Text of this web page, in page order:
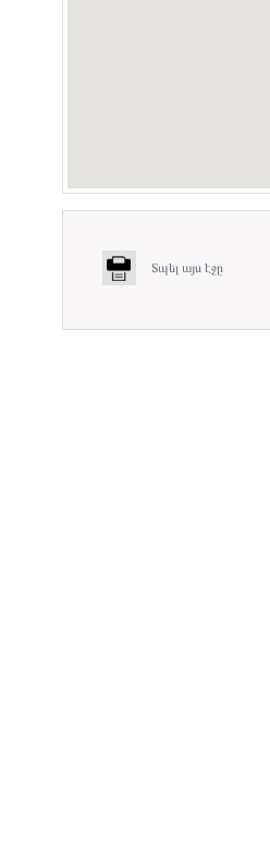
Տպել այս էջը